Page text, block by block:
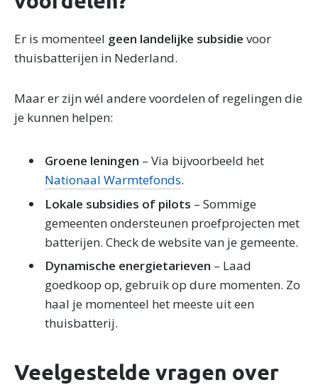
informatie die u aan ze heeft verstrekt of die ze hebben
verzameld op basis van uw gebruik van hun services.
Er is momenteel geen landelijke subsidie voor
thuisbatterijen in Nederland.
Maar er zijn wél andere voordelen of regelingen die
je kunnen helpen:
Groene leningen – Via bijvoorbeeld het
Nationaal Warmtefonds.
Lokale subsidies of pilots – Sommige
gemeenten ondersteunen proefprojecten met
batterijen. Check de website van je gemeente.
Dynamische energietarieven – Laad
goedkoop op, gebruik op dure momenten. Zo
haal je momenteel het meeste uit een
thuisbatterij.
Veelgestelde vragen over